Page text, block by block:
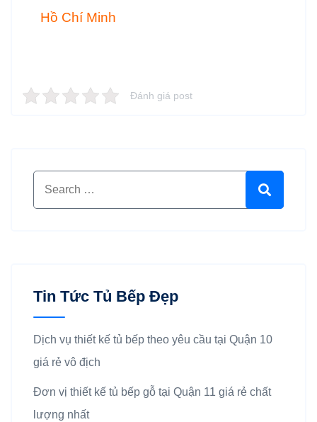
Hồ Chí Minh
Đánh giá post
Tin Tức Tủ Bếp Đẹp
Dịch vụ thiết kế tủ bếp theo yêu cầu tại Quận 10
giá rẻ vô địch
Đơn vị thiết kế tủ bếp gỗ tại Quận 11 giá rẻ chất
lượng nhất